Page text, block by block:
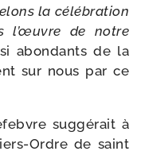
la célé­bra­tion
l’œuvre de notre
abon­dants de la
sur nous par ce
sug­gé­rait à
​Ordre de saint